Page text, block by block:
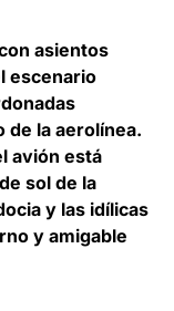
asientos
escenario
la aerolínea.
avión está
sol de la
y las idílicas
y amigable